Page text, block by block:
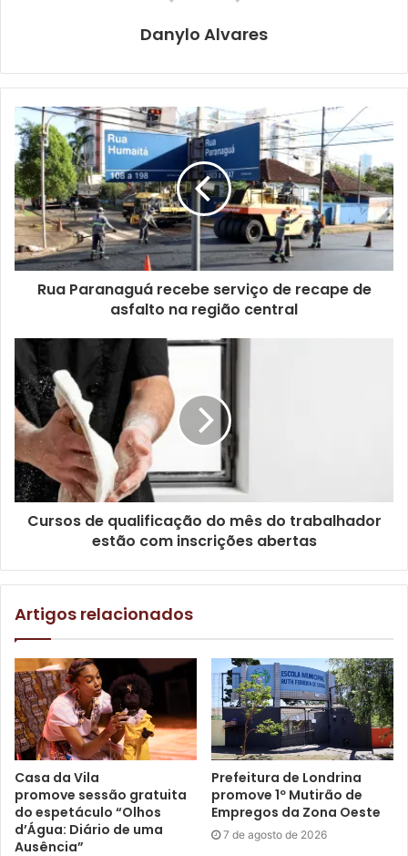
superintendente do TRL, Sandro Neves, é que os usuários
relação aos horários de partidas. Isso porque há
possibilidade de congestionamento nas vias do entorno
em determinados momentos.
Outra dica é portar documento pessoal com foto,
identificar sacolas e malas e, em casos de deslocamentos
de menores de 16 anos desacompanhados dos
responsáveis, apresentar autorização para viagem
expedida em cartório. Neves indica, ainda, a importância
de manter os cuidados de prevenção contra a Covid-19,
como a utilização de máscaras no interior dos ônibus, a
higienização das mãos e o distanciamento entre as
pessoas quando possível.
Mais informações podem ser obtidas no endereço
eletrônicowww.trl.com.brou, ainda, pelo telefone (43)
3372-1800.
Gostei
feriado de tiradentes
Rodoviária Terminal Rodoviário de Londrina
Danylo Alvares
Rua Paranaguá recebe serviço de recape de
asfalto na região central
Cursos de qualificação do mês do trabalhador
estão com inscrições abertas
Artigos relacionados
Casa da Vila
promove sessão gratuita
do espetáculo “Olhos
d’Água: Diário de uma
Ausência”
Prefeitura de Londrina
promove 1º Mutirão de
Empregos da Zona Oeste
7 de agosto de 2026